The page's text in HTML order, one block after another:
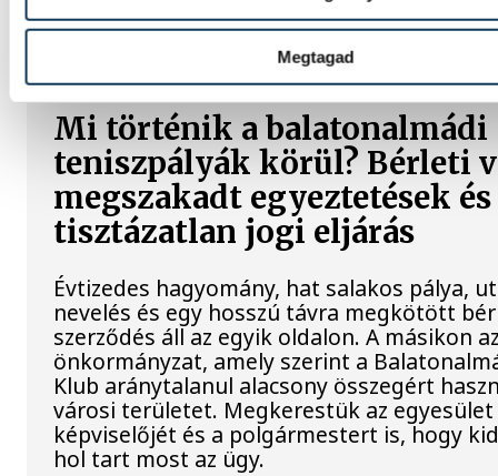
Megtagad
Főegyházmegye is lekapcsolta a
és nevezetességek díszkivilágítását.
Mi történik a balatonalmádi
teniszpályák körül? Bérleti
megszakadt egyeztetések
tisztázatlan jogi eljárás
Évtizedes hagyomány, hat salakos pálya,
nevelés és egy hosszú távra megkötött
szerződés áll az egyik oldalon. A másikon
önkormányzat, amely szerint a
Klub aránytalanul alacsony összegért
városi területet. Megkerestük az
képviselőjét és a polgármestert is, hogy
hol tart most az ügy.